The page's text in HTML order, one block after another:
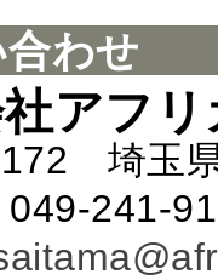
わせ
アフ
埼玉
】049-